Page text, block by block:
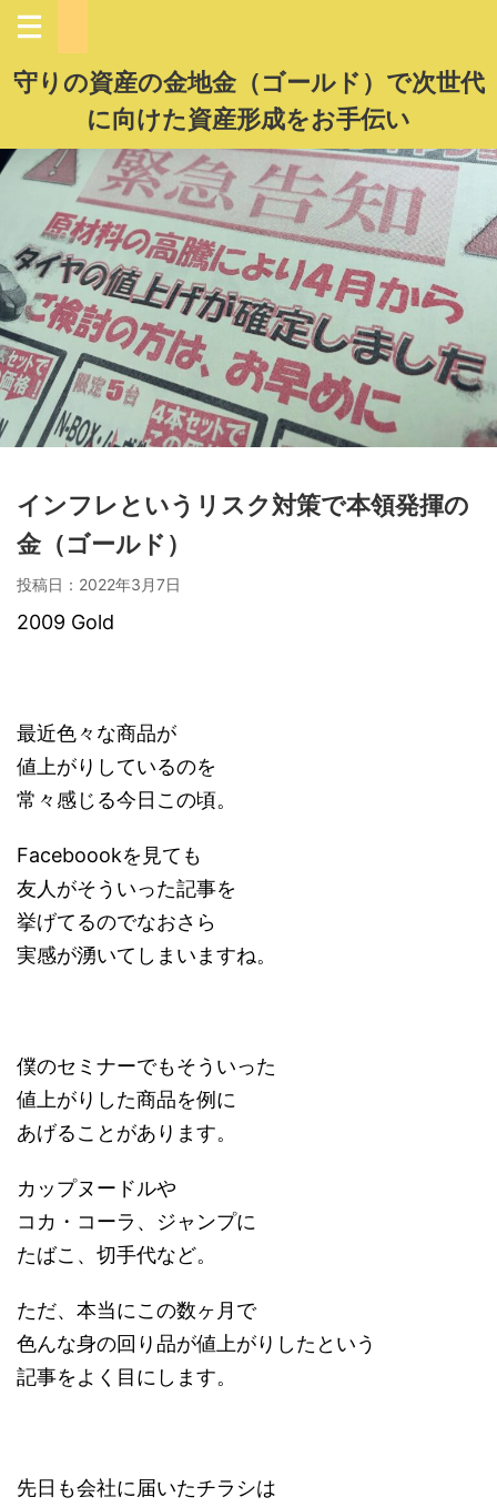
守りの資産の金地金（ゴールド）で次世代
に向けた資産形成をお手伝い
インフレというリスク対策で本領発揮の
金（ゴールド）
投稿日： 2022年3月7日
2009 Gold
最近色々な商品が
値上がりしているのを
常々感じる今日この頃。
Faceboookを見ても
友人がそういった記事を
挙げてるのでなおさら
実感が湧いてしまいますね。
僕のセミナーでもそういった
値上がりした商品を例に
あげることがあります。
カップヌードルや
コカ・コーラ、ジャンプに
たばこ、切手代など。
ただ、本当にこの数ヶ月で
色んな身の回り品が値上がりしたという
記事をよく目にします。
先日も会社に届いたチラシは